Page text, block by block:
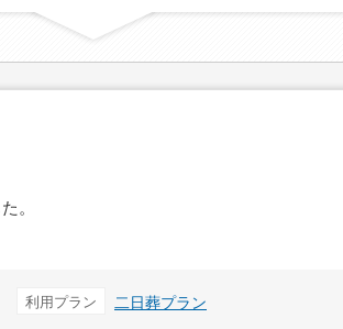
。
利用プラン 二日葬プラン